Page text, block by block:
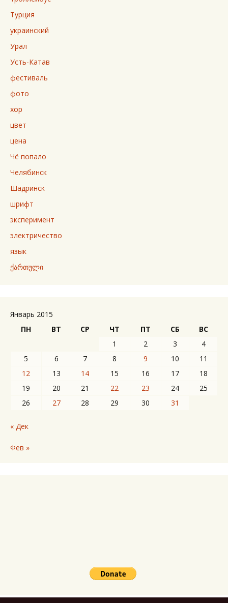
Турция
украинский
Урал
Усть-Катав
фестиваль
фото
хор
цвет
цена
Чё попало
Челябинск
Шадринск
шрифт
эксперимент
электричество
язык
ქართული
Январь 2015
ПН
ВТ СР ЧТ ПТ СБ
ВС
1
2 3
4
5
6 7 8 9 10
11
12
13 14 15 16 17
18
19
20 21 22 23 24
25
26
27 28 29 30 31
« Дек
Фев »